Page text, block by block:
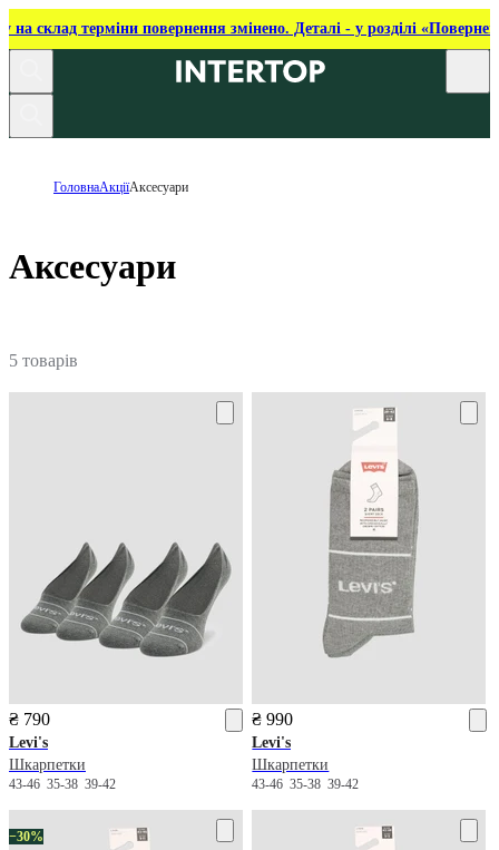
на склад терміни повернення змінено. Деталі - у розділі
ГоловнаАкціїАксесуари
Аксесуари
5 товарів
₴ 790
Levi's
Шкарпетки
43-46 35-38 39-42
₴ 990
Levi's
Шкарпетки
43-4635-3839-42
−30%